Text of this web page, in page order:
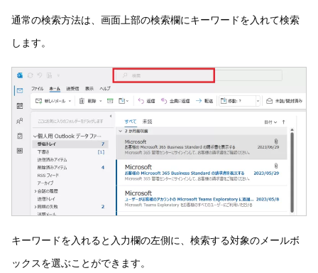
通常の検索方法は、画面上部の検索欄にキーワードを入れて検索
します。
キーワードを入れると入力欄の左側に、検索する対象のメールボ
ックスを選ぶことができます。